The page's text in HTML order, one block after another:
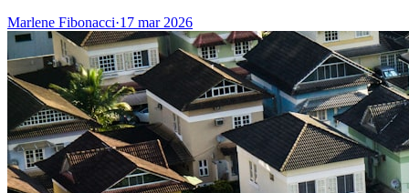
Marlene Fibonacci·17 mar 2026